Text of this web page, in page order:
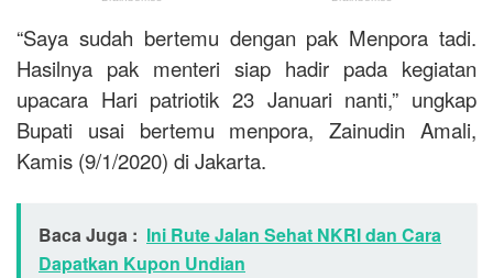
“Saya sudah bertemu dengan pak Menpora tadi.
Hasilnya pak menteri siap hadir pada kegiatan
upacara Hari patriotik 23 Januari nanti,” ungkap
Bupati usai bertemu menpora, Zainudin Amali,
Kamis (9/1/2020) di Jakarta.
Baca Juga : Ini Rute Jalan Sehat NKRI dan Cara
Dapatkan Kupon Undian